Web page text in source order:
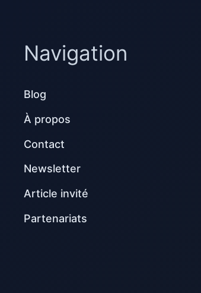
Navigation
Blog
À propos
Contact
Newsletter
Article invité
Partenariats